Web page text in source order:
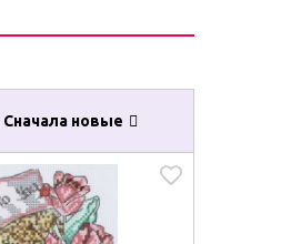
Сначала новые